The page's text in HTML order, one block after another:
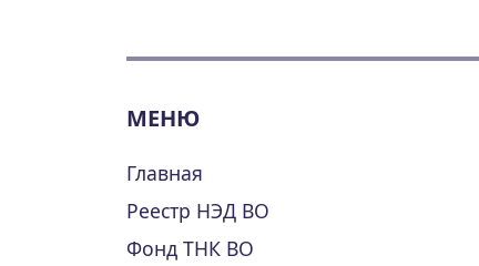
МЕНЮ
Главная
Реестр НЭД ВО
Фонд ТНК ВО